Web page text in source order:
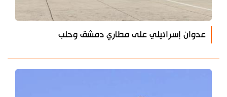
عدوان إسرائيلي على مطاري دمشق وحلب